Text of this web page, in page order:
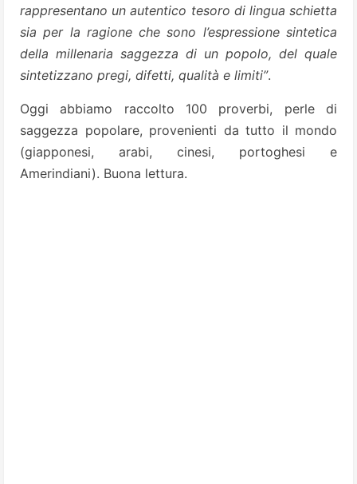
rappresentano un autentico tesoro di lingua schietta
sia per la ragione che sono l’espressione sintetica
della millenaria saggezza di un popolo, del quale
sintetizzano pregi, difetti, qualità e limiti”.
Oggi abbiamo raccolto 100 proverbi, perle di
saggezza popolare, provenienti da tutto il mondo
(giapponesi, arabi, cinesi, portoghesi e
Amerindiani). Buona lettura.